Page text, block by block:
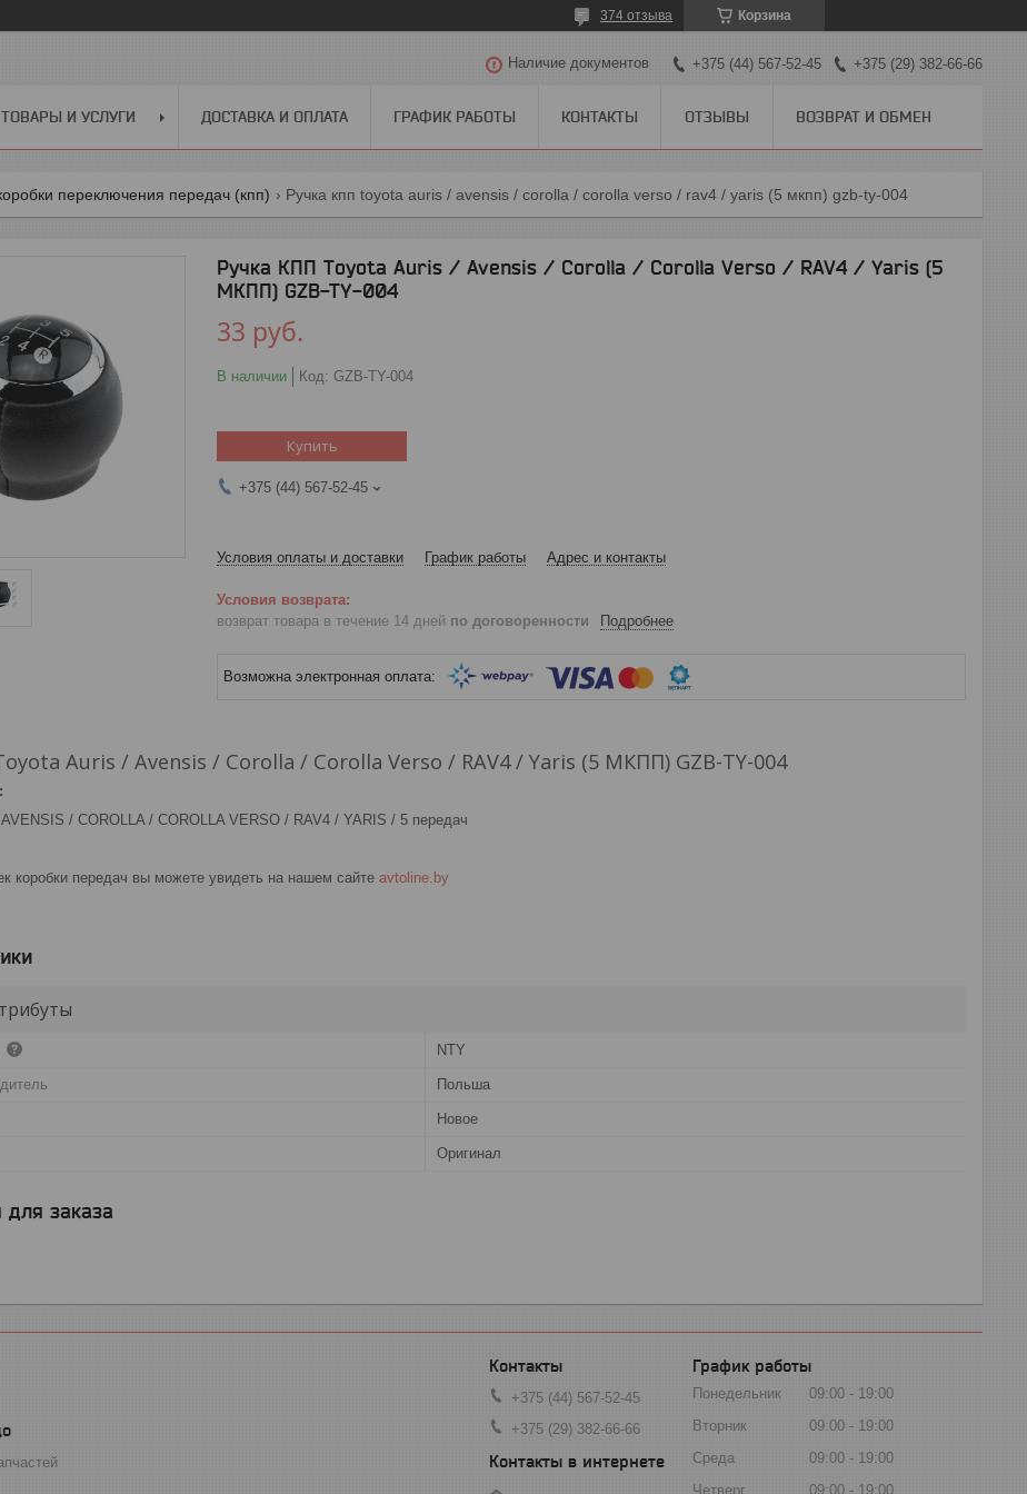
Корзина
374 отзыва
Наличие документов +375 (44) 567-52-45 +375 (29) 382-66-66
ТОВАРЫ И УСЛУГИ ДОСТАВКА И ОПЛАТА ГРАФИК РАБОТЫ КОНТАКТЫ ОТЗЫВЫ ВОЗВРАТ И ОБМЕН
переключения передач (кпп) Ручка кпп toyota auris / avensis / corolla / corolla verso / rav4 / yaris (5 мкпп) gzb-ty-004
Ручка КПП Toyota Auris / Avensis / Corolla / Corolla Verso / RAV4 / Yaris (5
МКПП) GZB-TY-004
33 руб.
В наличии Код: GZB-TY-004
Купить
+375 (44) 567-52-45
Условия оплаты и доставки График работы Адрес и контакты
возврат товара в течение 14 дней по договоренности Подробнее
Auris / Avensis / Corolla / Corolla Verso / RAV4 / Yaris (5 МКПП) GZB-TY-004
/ COROLLA / COROLLA VERSO / RAV4 / YARIS / 5 передач
коробки передач вы можете увидеть на нашем сайте avtoline.by
NTY
Польша
Новое
Оригинал
заказа
+375 (44) 567-52-45
+375 (29) 382-66-66
График работы
Понедельник 09:00
19:00
Вторник
09:00
19:00
Среда
09:00
19:00
Четверг
09:00 19:00